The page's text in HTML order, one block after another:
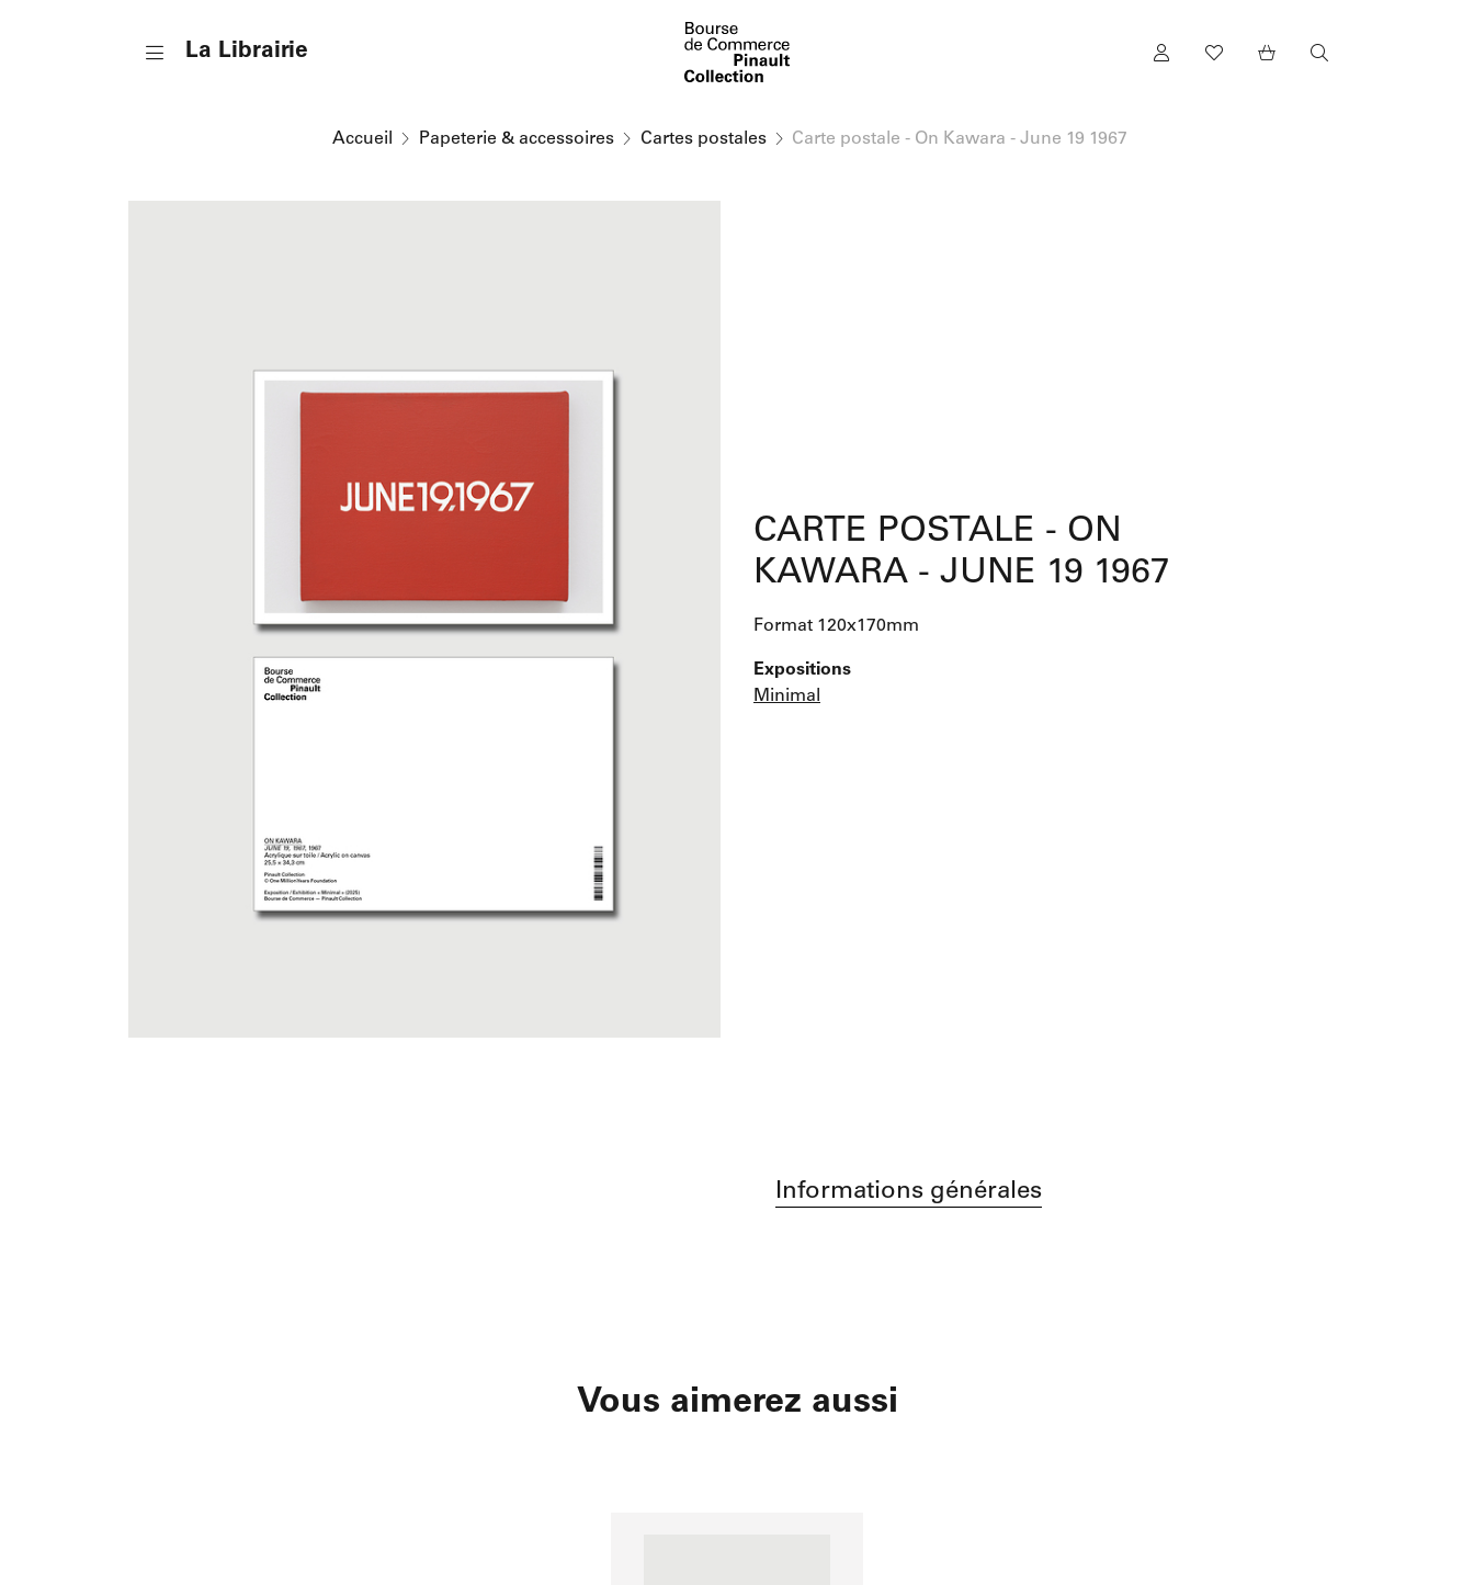
La Librairie
Accueil Papeterie & accessoires Cartes postales Carte postale - On Kawara - June 19 1967
CARTE POSTALE - ON
KAWARA - JUNE 19 1967
Format 120x170mm
Expositions
Minimal
Informations générales
Vous aimerez aussi